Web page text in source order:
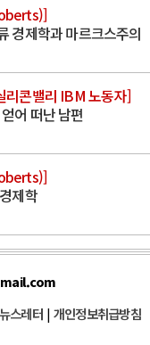
경제학과 마르크스주의
리콘밸리 IBM 노동자]
어 떠난 남편
제학
뉴스레터| 개인정보취급방침